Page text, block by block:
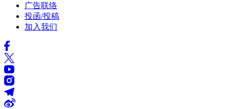
广告联络
投函/投稿
加入我们